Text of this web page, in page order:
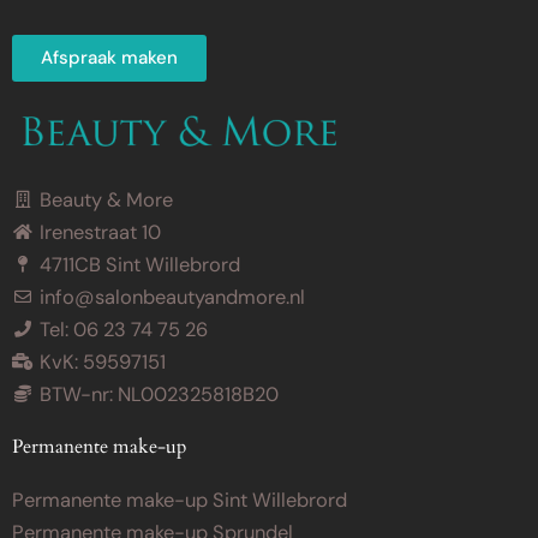
Afspraak maken
Beauty & More
Irenestraat 10
4711CB Sint Willebrord
info@salonbeautyandmore.nl
Tel: 06 23 74 75 26
KvK: 59597151
BTW-nr: NL002325818B20
Permanente make-up
Permanente make-up Sint Willebrord
Permanente make-up Sprundel